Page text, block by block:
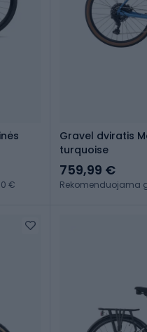
€
Gravel dviratis
turquoise
759,99 €
Rekomenduojama